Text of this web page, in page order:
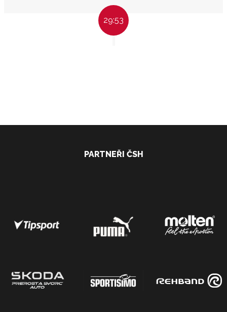
29:53
PARTNEŘI ČSH